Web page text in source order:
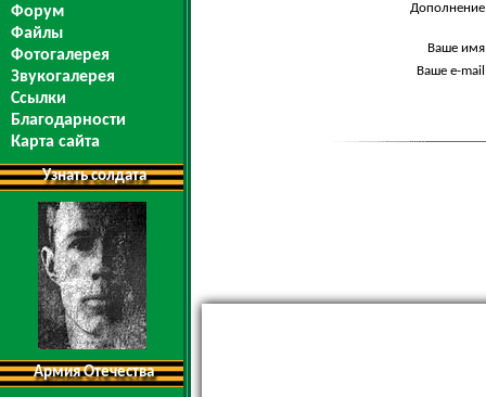
Форум
Файлы
Фотогалерея
Звукогалерея
Ссылки
Благодарности
Карта сайта
Узнать солдата
Армия Отечества
Ваше
Ваше e-